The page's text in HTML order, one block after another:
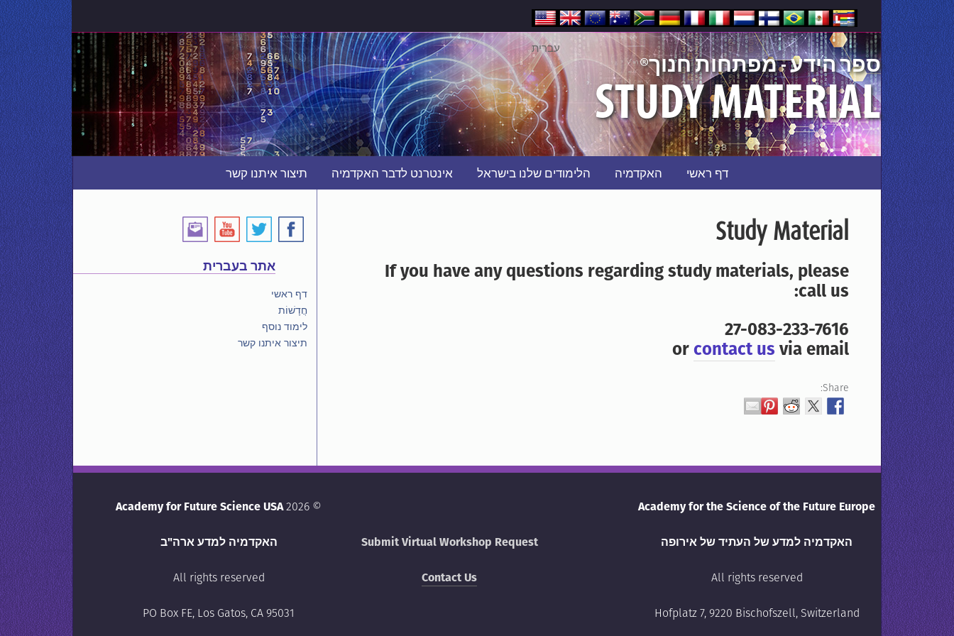
עברית
ספר הידע - מפתחות חנוך®
STUDY MATERIAL
דף ראשי האקדמיה הלימודים שלנו בישראל אינטרנט לדבר האקדמיה תיצור איתנו קשר
Study Material
If you have any questions regarding study materials, please
call us:
27-083-233-7616
orcontact us via email
Share:
אתר בעברית
דף ראשי
חֲדָשׁוֹת
לימוד נוסף
תיצור איתנו קשר
© 2026
Academy for Future Science USA
האקדמיה למדע ארה"ב
All rights reserved
PO Box FE, Los Gatos, CA 95031
Submit Virtual Workshop Request
Contact Us
Academy for the Science of the Future Europe
האקדמיה למדע של העתיד של אירופה
All rights reserved
Hofplatz 7, 9220 Bischofszell, Switzerland